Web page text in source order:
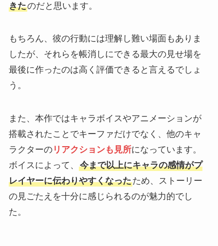
きたのだと思います。
もちろん、彼の行動には理解し難い場面もありま
したが、それらを帳消しにできる最大の見せ場を
最後に作ったのは高く評価できると言えるでしょ
う。
また、本作ではキャラボイスやアニメーションが
搭載されたことでキーファだけでなく、他のキャ
ラクターのリアクションも見所になっています。
ボイスによって、 今まで以上にキャラの感情がプ
レイヤーに伝わりやすくなったため、ストーリー
の見ごたえを十分に感じられるのが魅力的でし
た。